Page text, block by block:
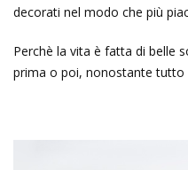
decorati nel modo che più
Perchè la vita è fatta di belle
prima o poi, nonostante tutto